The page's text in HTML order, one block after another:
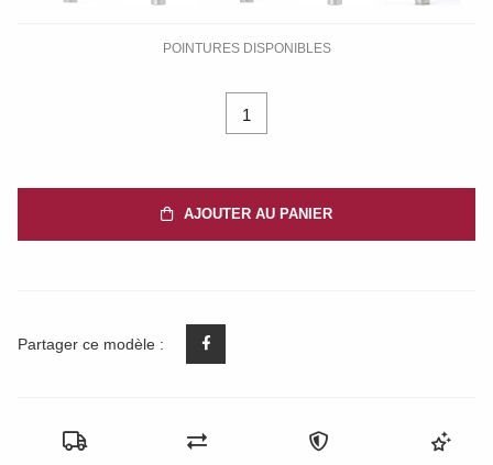
POINTURES DISPONIBLES
1
AJOUTER AU PANIER
Partager ce modèle :